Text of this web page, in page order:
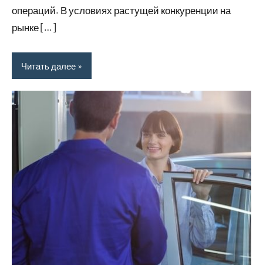
операций. В условиях растущей конкуренции на
рынке […]
Читать далее